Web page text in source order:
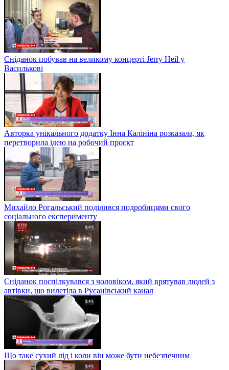
Сніданок побував на великому концерті Jerry Heil у
Василькові
Авторка унікального додатку Інна Калініна розказала, як
перетворила ідею на робочий проєкт
Михайло Рогальський поділився подробицями свого
соціального експерименту
Сніданок поспілкувався з чоловіком, який врятував людей з
автівки, що вилетіла в Русанівський канал
Що таке сухий лід і коли він може бути небезпечним